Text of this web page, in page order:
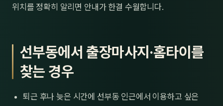
위치를 정확히 알리면 안내가 한결 수월합니다.
선부동에서 출장마사지·홈타이를
찾는 경우
퇴근 후나 늦은 시간에 선부동 인근에서 이용하고 싶은